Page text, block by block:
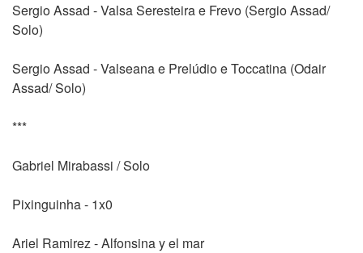
Sergio Assad - Valsa Seresteira e Frevo (Sergio Assad/
Solo)
Sergio Assad - Valseana e Prelúdio e Toccatina (Odair
Assad/ Solo)
***
Gabriel Mirabassi / Solo
Pixinguinha - 1x0
Ariel Ramirez - Alfonsina y el mar